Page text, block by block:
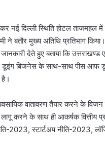
नई दिल्ली स्थिति होटल ताजमहल
ने बतौर मुख्य अतिथि प्रतिभाग
देते हुए बताया कि उत्तराखण्ड
डूइंग बिजनेस के साथ-साथ पीस आफ
वातावरण तैयार करने के
करने के साथ ही आकर्षक वित्तीय
2023, स्टार्टअप नीति-2023,